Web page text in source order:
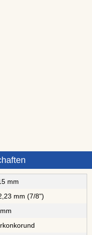
mm
mm (7/8")